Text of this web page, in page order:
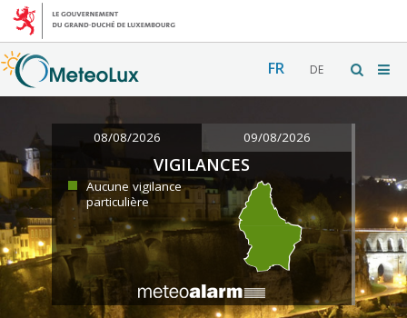
FR DE
08/08/2026 09/08/2026
VIGILANCES
Aucune vigilance
particulière